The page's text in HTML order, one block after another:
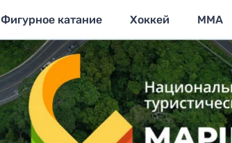
Фигурное катание Хоккей MMA